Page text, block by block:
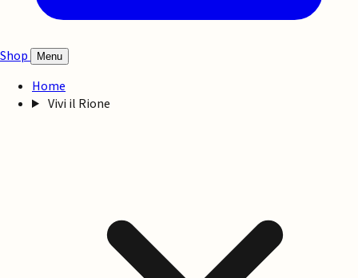
Shop Menu
Home
Vivi il Rione